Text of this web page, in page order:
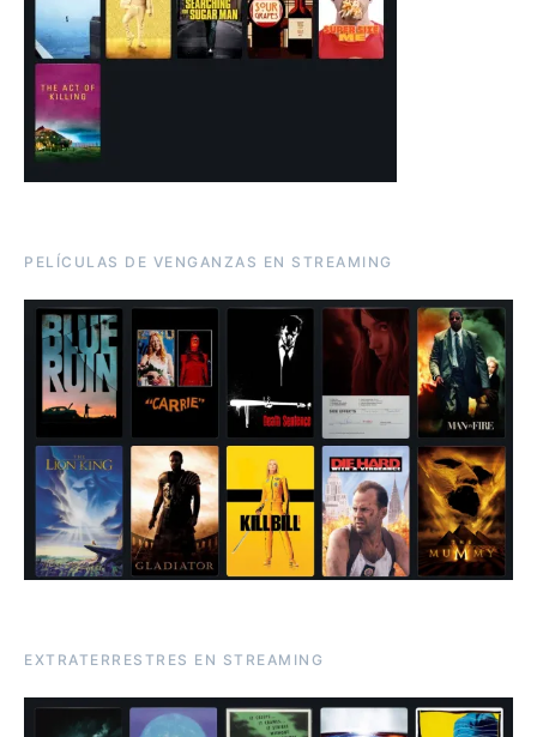
PELÍCULAS DE VENGANZAS EN STREAMING
EXTRATERRESTRES EN STREAMING